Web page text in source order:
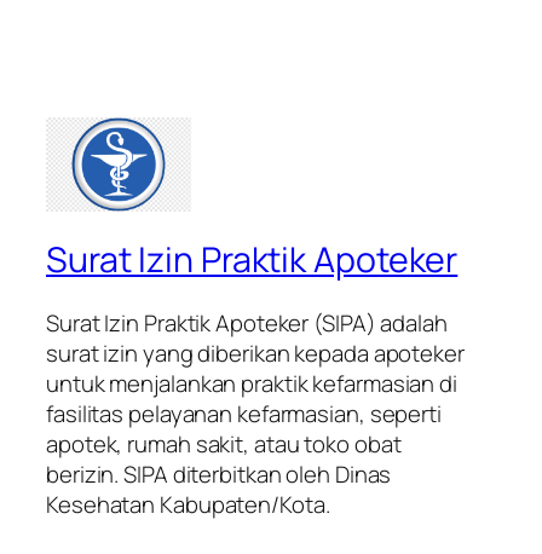
Surat Izin Praktik Apoteker
Surat Izin Praktik Apoteker (SIPA) adalah
surat izin yang diberikan kepada apoteker
untuk menjalankan praktik kefarmasian di
fasilitas pelayanan kefarmasian, seperti
apotek, rumah sakit, atau toko obat
berizin. SIPA diterbitkan oleh Dinas
Kesehatan Kabupaten/Kota.